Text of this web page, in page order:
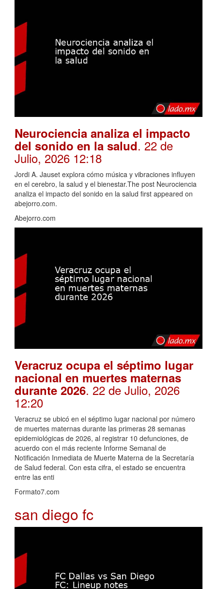
Neurociencia analiza el impacto
del sonido en la salud. 22 de
Julio, 2026 12:18
Jordi A. Jauset explora cómo música y vibraciones influyen
en el cerebro, la salud y el bienestar.The post Neurociencia
analiza el impacto del sonido en la salud first appeared on
abejorro.com.
Abejorro.com
Veracruz ocupa el séptimo lugar
nacional en muertes maternas
durante 2026. 22 de Julio, 2026
12:20
Veracruz se ubicó en el séptimo lugar nacional por número
de muertes maternas durante las primeras 28 semanas
epidemiológicas de 2026, al registrar 10 defunciones, de
acuerdo con el más reciente Informe Semanal de
Notificación Inmediata de Muerte Materna de la Secretaría
de Salud federal. Con esta cifra, el estado se encuentra
entre las enti
Formato7.com
san diego fc